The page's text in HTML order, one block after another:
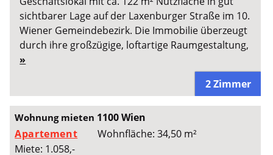
sichtbarer Lage auf der Laxenburger Straße im 10.
Wiener Gemeindebezirk. Die Immobilie überzeugt
durch ihre großzügige, loftartige Raumgestaltung,
»
2 Zimmer
Wohnung mieten 1100 Wien
Apartement
Wohnfläche: 34,50 m²
Miete: 1.058,-